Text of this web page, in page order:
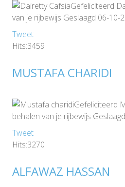
Gefeliciteerd
van je rijbewijs Geslaagd 06-10-
Tweet
Hits:3459
MUSTAFA CHARIDI
Gefeliciteerd
behalen van je rijbewijs
Tweet
Hits:3270
ALFAWAZ HASSAN